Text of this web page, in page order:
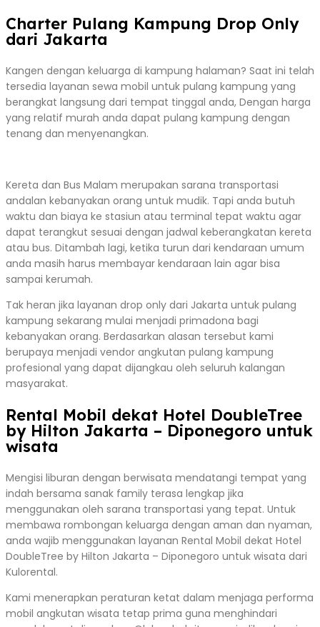
Charter Pulang Kampung Drop Only
dari Jakarta
Kangen dengan keluarga di kampung halaman? Saat ini telah
tersedia layanan sewa mobil untuk pulang kampung yang
berangkat langsung dari tempat tinggal anda, Dengan harga
yang relatif murah anda dapat pulang kampung dengan
tenang dan menyenangkan.
Kereta dan Bus Malam merupakan sarana transportasi
andalan kebanyakan orang untuk mudik. Tapi anda butuh
waktu dan biaya ke stasiun atau terminal tepat waktu agar
dapat terangkut sesuai dengan jadwal keberangkatan kereta
atau bus. Ditambah lagi, ketika turun dari kendaraan umum
anda masih harus membayar kendaraan lain agar bisa
sampai kerumah.
Tak heran jika layanan drop only dari Jakarta untuk pulang
kampung sekarang mulai menjadi primadona bagi
kebanyakan orang. Berdasarkan alasan tersebut kami
berupaya menjadi vendor angkutan pulang kampung
profesional yang dapat dijangkau oleh seluruh kalangan
masyarakat.
Rental Mobil dekat Hotel DoubleTree
by Hilton Jakarta – Diponegoro untuk
wisata
Mengisi liburan dengan berwisata mendatangi tempat yang
indah bersama sanak family terasa lengkap jika
menggunakan oleh sarana transportasi yang tepat. Untuk
membawa rombongan keluarga dengan aman dan nyaman,
anda wajib menggunakan layanan Rental Mobil dekat Hotel
DoubleTree by Hilton Jakarta – Diponegoro untuk wisata dari
Kulorental.
Kami menerapkan peraturan ketat dalam menjaga performa
mobil angkutan wisata tetap prima guna menghindari